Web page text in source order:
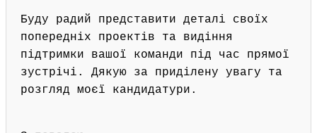
Буду радий представити деталі своїх
попередніх проектів та видіння
підтримки вашої команди під час прямої
зустрічі. Дякую за приділену увагу та
розгляд моєї кандидатури.